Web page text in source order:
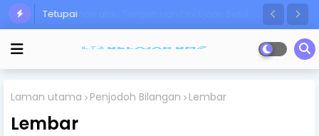
Tetupai
Laman utama Penjodoh Bilangan Lembar
Lembar